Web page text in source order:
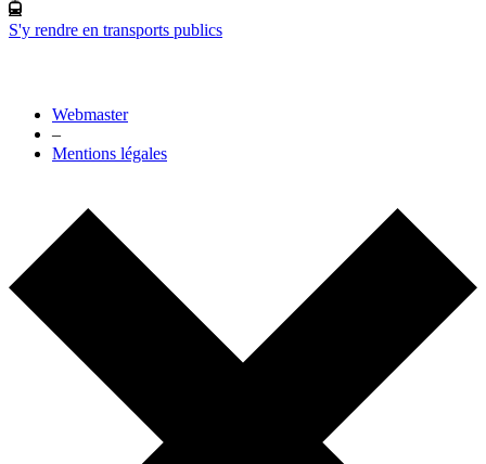
S'y rendre en transports publics
Webmaster
–
Mentions légales